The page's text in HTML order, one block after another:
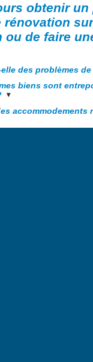
obtenir
rénovation
de faire
des problèmes
biens sont
accommodements